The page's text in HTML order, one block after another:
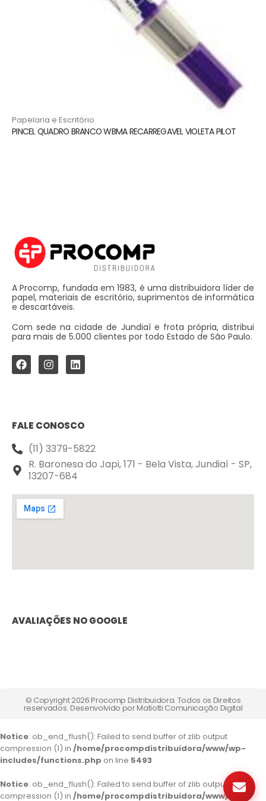
Papelaria e Escritório
PINCEL QUADRO BRANCO WBMA RECARREGAVEL VIOLETA PILOT
A Procomp, fundada em 1983, é uma distribuidora líder de
papel, materiais de escritório, suprimentos de informática
e descartáveis.
Com sede na cidade de Jundiaí e frota própria, distribui
para mais de 5.000 clientes por todo Estado de São Paulo.
FALE CONOSCO
(11) 3379-5822
R. Baronesa do Japi, 171 - Bela Vista, Jundiaí - SP,
13207-684
AVALIAÇÕES NO GOOGLE
© Copyright 2026 Procomp Distribuidora. Todos os Direitos
reservados. Desenvolvido porMatiotti Comunicação Digital
Notice: ob_end_flush(): Failed to send buffer of zlib output
compression (1) in /home/procompdistribuidora/www/wp-
includes/functions.php on line 5493
Notice: ob_end_flush(): Failed to send buffer of zlib output
compression (1) in /home/procompdistribuidora/www/wp-